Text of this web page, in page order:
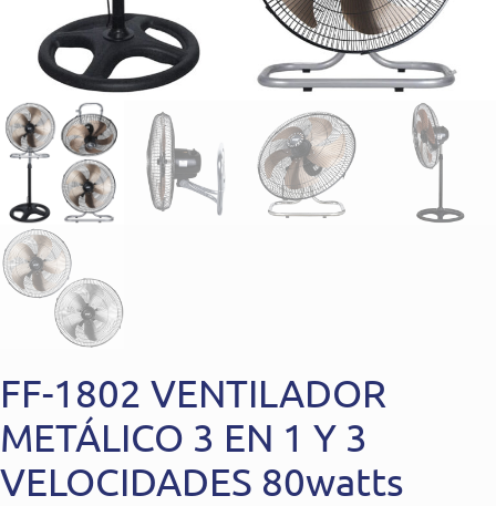
FF-1802 VENTILADOR
METÁLICO 3 EN 1 Y 3
VELOCIDADES 80watts